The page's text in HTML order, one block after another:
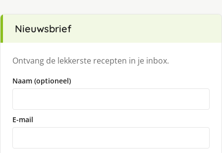
Nieuwsbrief
Ontvang de lekkerste recepten in je inbox.
Naam (optioneel)
E-mail